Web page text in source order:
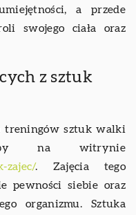
a przede
swojego ciała oraz
z sztuk
treningów sztuk walki
na witrynie
zajec/. Zajęcia tego
pewności siebie oraz
organizmu. Sztuka